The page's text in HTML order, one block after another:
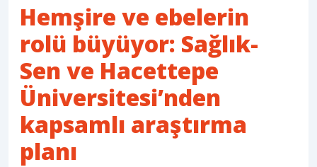
Hemşire ve ebelerin
rolü büyüyor: Sağlık-
Sen ve Hacettepe
Üniversitesi’nden
kapsamlı araştırma
planı